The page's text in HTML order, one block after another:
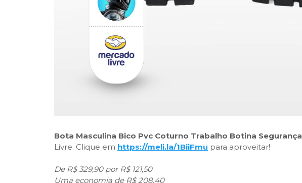
Bota Masculina Bico Pvc Coturno Trabalho Botina Segurança
Livre. Clique em https://meli.la/1BiiFmu para aproveitar!
De R$ 329,90 por R$ 121,50
Uma economia de R$ 208,40